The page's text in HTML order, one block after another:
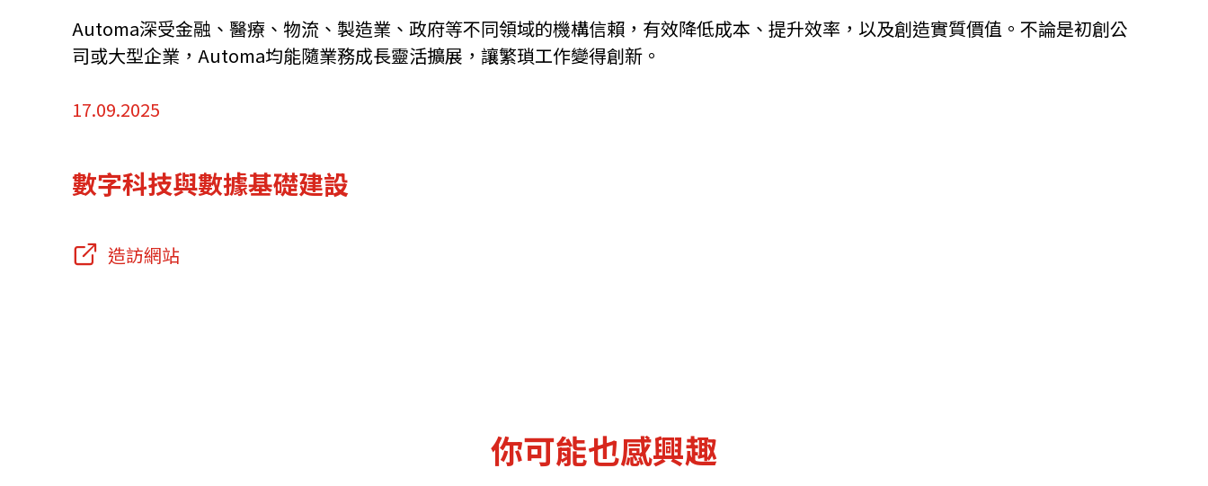
關聯網站
Automa深受金融、醫療、物流、製造業、政府等不同領域的機構信賴，有效降低成本、提升效率，以及創造實質價值。不論是初創公
司或大型企業，Automa均能隨業務成長靈活擴展，讓繁瑣工作變得創新。
17.09.2025
數字科技與數據基礎建設
造訪網站
你可能也感興趣